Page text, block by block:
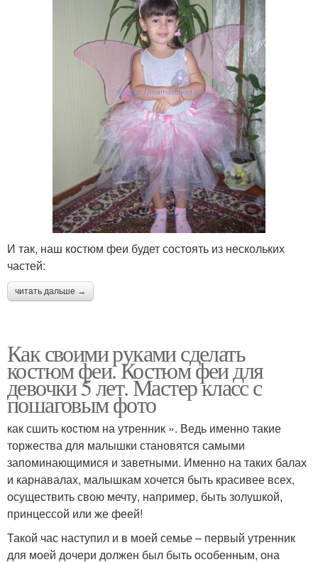
И так, наш костюм феи будет состоять из нескольких
частей:
читать дальше →
Как своими руками сделать
костюм феи. Костюм феи для
девочки 5 лет. Мастер класс с
пошаговым фото
как сшить костюм на утренник ». Ведь именно такие
торжества для малышки становятся самыми
запоминающимися и заветными. Именно на таких балах
и карнавалах, малышкам хочется быть красивее всех,
осуществить свою мечту, например, быть золушкой,
принцессой или же феей!
Такой час наступил и в моей семье – первый утренник
для моей дочери должен был быть особенным, она